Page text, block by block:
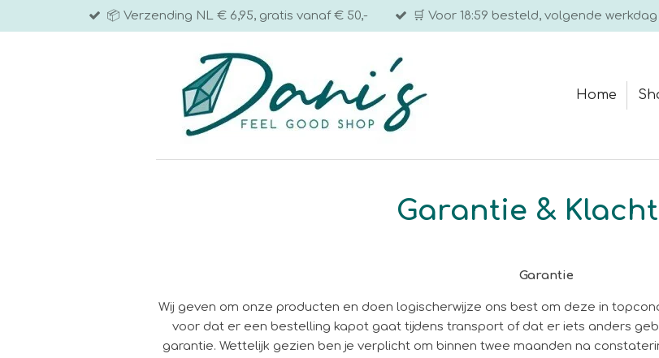
direct
📦 Verzending NL € 6,95, gratis vanaf € 50,- 🛒 Voor 18:59 besteld, volgende
Home
Garantie &
Garantie
Wij geven om onze producten en doen logischerwijze ons best om deze in
voor dat er een bestelling kapot gaat tijdens transport of dat er iets anders
garantie. Wettelijk gezien ben je verplicht om binnen twee maanden na